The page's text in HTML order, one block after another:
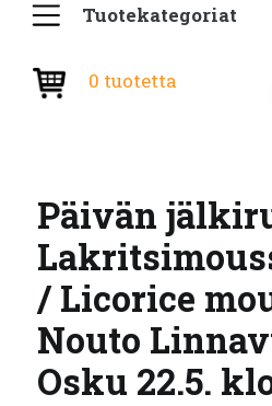
Tuotekategoriat
0 tuotetta
Päivän
/ Licorice
Nouto
Osku 22.5.